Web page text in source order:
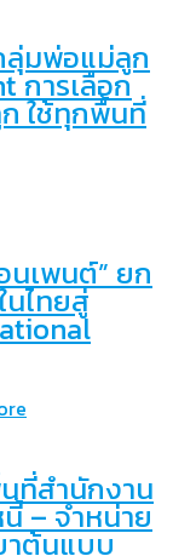
ลุ่มพ่อแม่ลูก
การเลือก
ใช้ทุกพื้นที่
นเพนต์” ยก
นไทยสู่
ที่สำนักงาน
– จำหน่าย
าต้นแบบ